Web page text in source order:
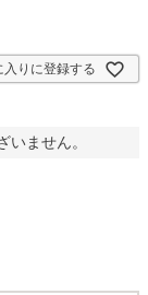
入りに登録する
ません。